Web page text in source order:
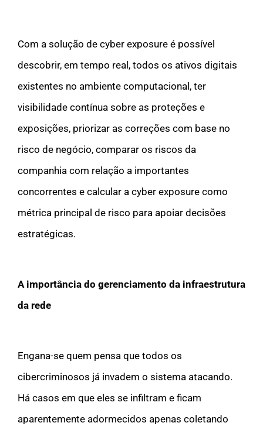
Com a solução de cyber exposure é possível
descobrir, em tempo real, todos os ativos digitais
existentes no ambiente computacional, ter
visibilidade contínua sobre as proteções e
exposições, priorizar as correções com base no
risco de negócio, comparar os riscos da
companhia com relação a importantes
concorrentes e calcular a cyber exposure como
métrica principal de risco para apoiar decisões
estratégicas.
A importância do gerenciamento da infraestrutura
da rede
Engana-se quem pensa que todos os
cibercriminosos já invadem o sistema atacando.
Há casos em que eles se infiltram e ficam
aparentemente adormecidos apenas coletando